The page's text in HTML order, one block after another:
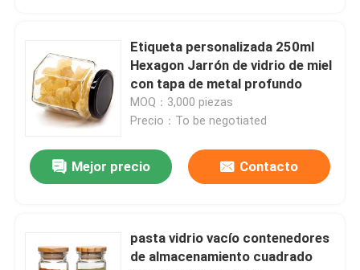
PRESENTACIóN
Etiqueta personalizada 250ml
Hexagon Jarrón de vidrio de miel
con tapa de metal profundo
MOQ：3,000 piezas
Precio：To be negotiated
Mejor precio Contacto
pasta vidrio vacío contenedores
de almacenamiento cuadrado